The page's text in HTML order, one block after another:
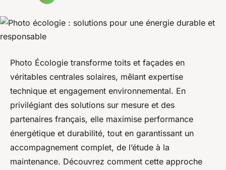
Photo Écologie transforme toits et façades en
véritables centrales solaires, mêlant expertise
technique et engagement environnemental. En
privilégiant des solutions sur mesure et des
partenaires français, elle maximise performance
énergétique et durabilité, tout en garantissant un
accompagnement complet, de l’étude à la
maintenance. Découvrez comment cette approche